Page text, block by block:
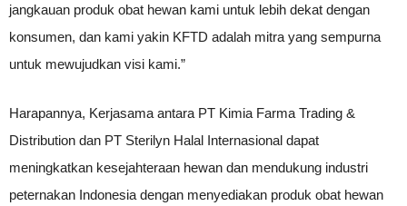
jangkauan produk obat hewan kami untuk lebih dekat dengan
konsumen, dan kami yakin KFTD adalah mitra yang sempurna
untuk mewujudkan visi kami.”
Harapannya, Kerjasama antara PT Kimia Farma Trading &
Distribution dan PT Sterilyn Halal Internasional dapat
meningkatkan kesejahteraan hewan dan mendukung industri
peternakan Indonesia dengan menyediakan produk obat hewan